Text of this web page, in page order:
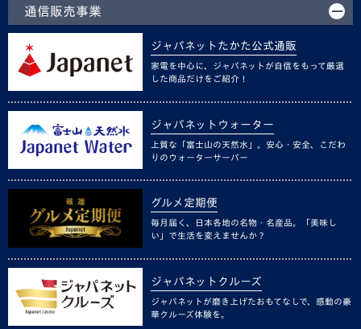
通信販売事業
ジャパネットたかた公式通販
家電を中心に、ジャパネットが自信をもって厳選
した商品だけをご紹介！
ジャパネットウォーター
上質な「富士山の天然水」。安心・安全、こだわ
りのウォーターサーバー
グルメ定期便
毎月届く、日本各地の名物・名産品。「美味し
い」で生活を変えませんか？
ジャパネットクルーズ
ジャパネットが磨き上げたおもてなしで、感動の豪
華クルーズ体験を。